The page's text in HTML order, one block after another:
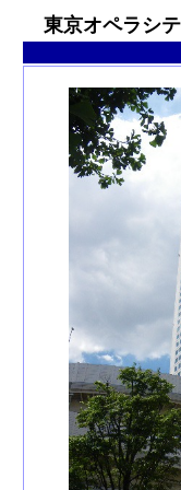
東京オペラシ